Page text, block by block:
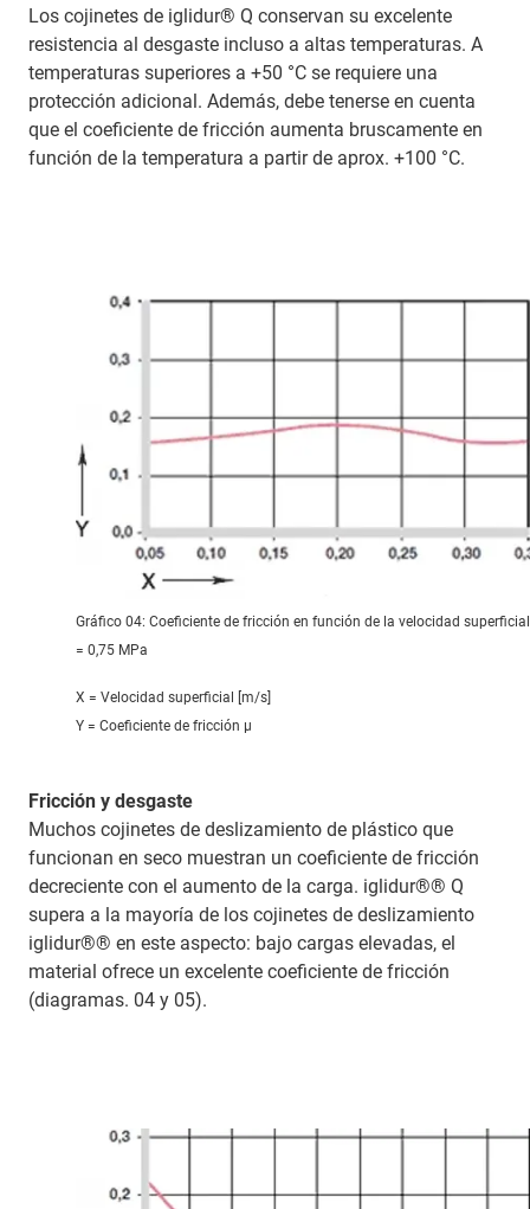
Los cojinetes de iglidur® Q conservan su excelente
resistencia al desgaste incluso a altas temperaturas. A
temperaturas superiores a +50 °C se requiere una
protección adicional. Además, debe tenerse en cuenta
que el coeficiente de fricción aumenta bruscamente en
función de la temperatura a partir de aprox. +100 °C.
Gráfico 04: Coeficiente de fricción en función de la velocidad
= 0,75 MPa
X = Velocidad superficial [m/s]
Y = Coeficiente de fricción μ
Fricción y desgaste
Muchos cojinetes de deslizamiento de plástico que
funcionan en seco muestran un coeficiente de fricción
decreciente con el aumento de la carga. iglidur®® Q
supera a la mayoría de los cojinetes de deslizamiento
iglidur®® en este aspecto: bajo cargas elevadas, el
material ofrece un excelente coeficiente de fricción
(diagramas. 04 y 05).